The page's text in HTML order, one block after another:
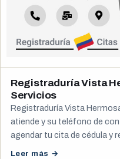
Registraduría Vista
Servicios
Registraduría Vista
atiende y su teléfono de
agendar tu cita de cédula y
Leer más →